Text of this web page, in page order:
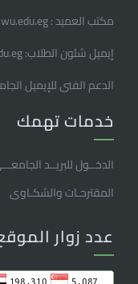
مكتب العميد : dean.secretary@agr.aswu.edu.eg
إيميل شئون الطلاب: vde@agr.aswu.edu.eg
الدعم الفنى للإيميل
خدمات تهمك
الدخــول للبريــد
المقترحـات والشكـاوى
عدد زوار